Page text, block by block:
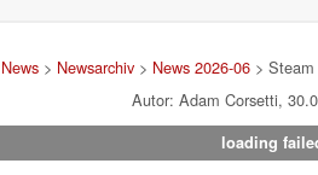
News > Newsarchiv > News 2026-06 >
Autor: Adam Corsetti,
loading